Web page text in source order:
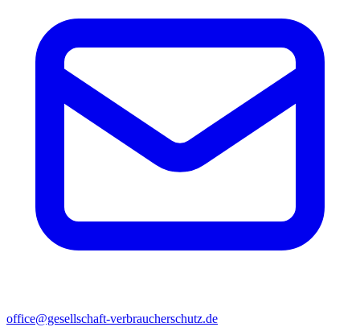
office@gesellschaft-verbraucherschutz.de